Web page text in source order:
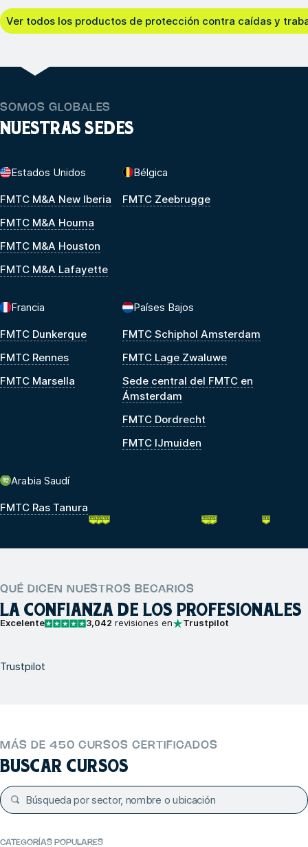
Ver todos los productos de protección contra caídas y
SOMOS GLOBALES
NUESTRAS SEDES
Estados Unidos
FMTC M&A New Iberia
FMTC M&A Houma
FMTC M&A Houston
FMTC M&A Lafayette
Bélgica
FMTC Zeebrugge
Francia
FMTC Dunkerque
FMTC Rennes
FMTC Marsella
Países Bajos
FMTC Schiphol Amsterdam
FMTC Lage Zwaluwe
Sede central del FMTC en
Ámsterdam
FMTC Dordrecht
FMTC IJmuiden
Arabia Saudí
FMTC Ras Tanura
QUÉ DICEN NUESTROS BECARIOS
LA CONFIANZA DE LOS PROFESIONALES
Excelente 3,042 revisiones en Trustpilot
Trustpilot
MÁS DE 450 CURSOS CERTIFICADOS
BUSCAR CURSOS
CATEGORÍAS POPULARES